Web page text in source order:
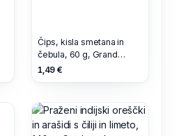
Čips, kisla smetana in
čebula, 60 g, Grand
Potato
1,49 €